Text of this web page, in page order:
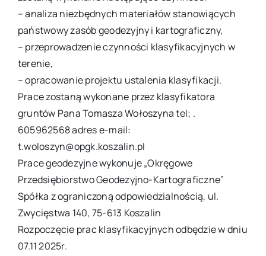
– analiza niezbędnych materiałów stanowiących
państwowy zasób geodezyjny i kartograficzny,
– przeprowadzenie czynności klasyfikacyjnych w
terenie,
– opracowanie projektu ustalenia klasyfikacji.
Prace zostaną wykonane przez klasyfikatora
gruntów Pana Tomasza Wołoszyna tel; .
605962568 adres e-mail:
t.woloszyn@opgk.koszalin.pl
Prace geodezyjne wykonuje „Okręgowe
Przedsiębiorstwo Geodezyjno-Kartograficzne”
Spółka z ograniczoną odpowiedzialnością, ul.
Zwycięstwa 140, 75-613 Koszalin
Rozpoczęcie prac klasyfikacyjnych odbędzie w dniu
07.11 2025r.